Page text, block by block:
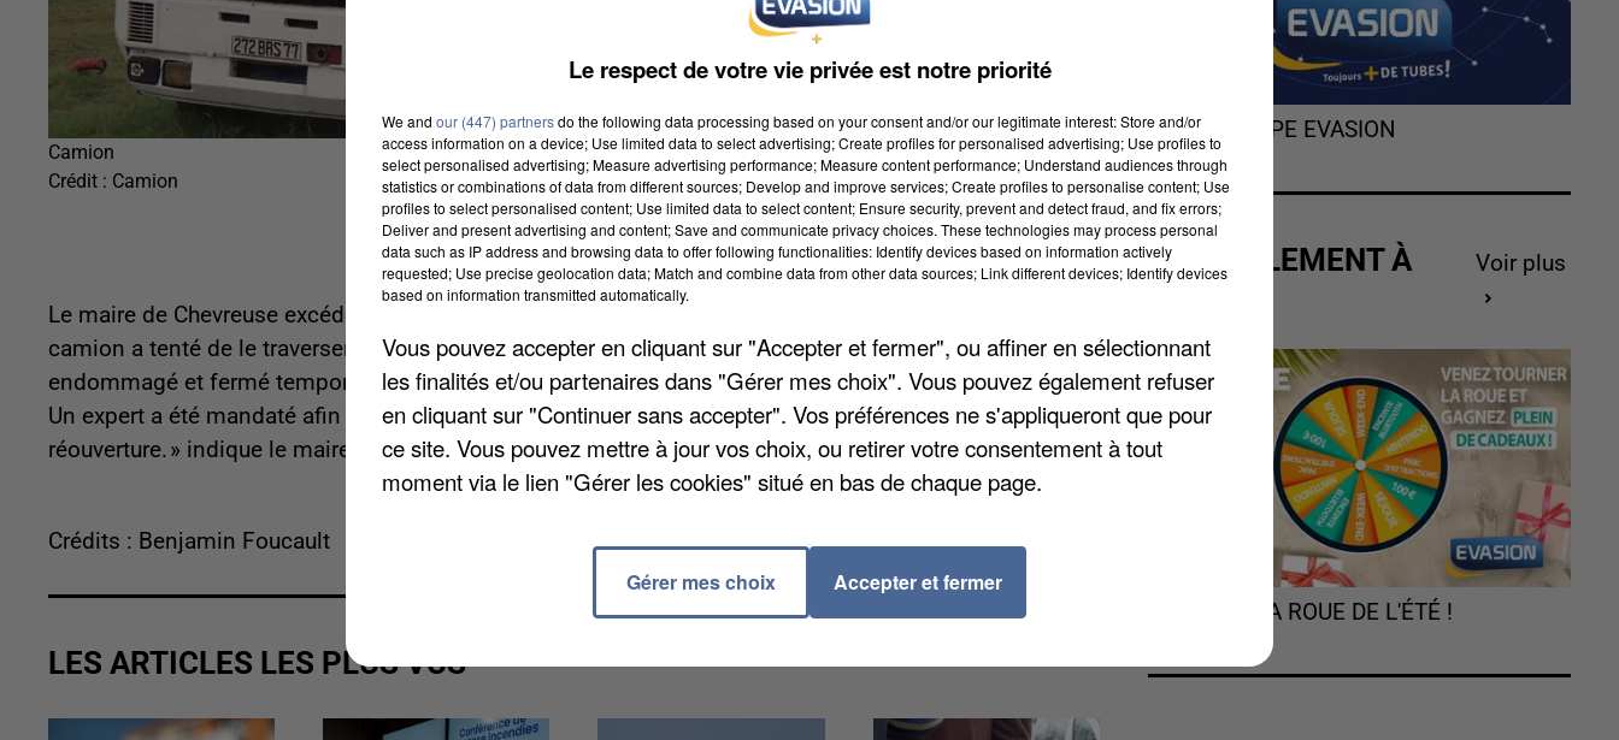
Camion
Crédit : Camion
Le maire de Chevreuse excédé après un nouvel incident sur le pont de la rue Charles-Michels. Un
camion a tenté de le traverser, ignorant les panneaux et s’est retrouvé coincé. Le pont a été
endommagé et fermé temporairement pour des raisons de sécurité. Une déviation est mise en place. «
Un expert a été mandaté afin d’évaluer l’état de l’ouvrage et les conditions d’une éventuelle
réouverture. » indique le maire.
Crédits : Benjamin Foucault
LES ARTICLES LES PLUS VUS
L'HOROSCOPE EVASION
ACTUELLEMENT À
GAGNER
Voir plus
TOURNEZ LA ROUE DE L'ÉTÉ !
Le respect de votre vie privée est notre priorité
We and our (447) partnersdo the following data processing based on your consent and/or our legitimate interest: Store and/or
access information on a device; Use limited data to select advertising; Create profiles for personalised advertising; Use profiles to
select personalised advertising; Measure advertising performance; Measure content performance; Understand audiences through
statistics or combinations of data from different sources; Develop and improve services; Create profiles to personalise content; Use
profiles to select personalised content; Use limited data to select content; Ensure security, prevent and detect fraud, and fix errors;
Deliver and present advertising and content; Save and communicate privacy choices. These technologies may process personal
data such as IP address and browsing data to offer following functionalities: Identify devices based on information actively
requested; Use precise geolocation data; Match and combine data from other data sources; Link different devices; Identify devices
based on information transmitted automatically.
Vous pouvez accepter en cliquant sur "Accepter et fermer", ou affiner en sélectionnant
les finalités et/ou partenaires dans "Gérer mes choix". Vous pouvez également refuser
en cliquant sur "Continuer sans accepter". Vos préférences ne s'appliqueront que pour
ce site. Vous pouvez mettre à jour vos choix, ou retirer votre consentement à tout
moment via le lien "Gérer les cookies" situé en bas de chaque page.
Gérer mes choix Accepter et fermer